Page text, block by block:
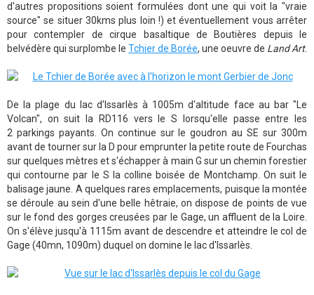
d'autres propositions soient formulées dont une qui voit la "vraie
source" se situer 30kms plus loin !) et éventuellement vous arrêter
pour contempler de cirque basaltique de Boutières depuis le
belvédère qui surplombe le Tchier de Borée, une oeuvre de Land Art.
De la plage du lac d'Issarlès à 1005m d'altitude face au bar "Le
Volcan", on suit la RD116 vers le S lorsqu'elle passe entre les
2 parkings payants. On continue sur le goudron au SE sur 300m
avant de tourner sur la D pour emprunter la petite route de Fourchas
sur quelques mètres et s'échapper à main G sur un chemin forestier
qui contourne par le S la colline boisée de Montchamp. On suit le
balisage jaune. A quelques rares emplacements, puisque la montée
se déroule au sein d'une belle hêtraie, on dispose de points de vue
sur le fond des gorges creusées par le Gage, un affluent de la Loire.
On s'élève jusqu'à 1115m avant de descendre et atteindre le col de
Gage (40mn, 1090m) duquel on domine le lac d'Issarlès.